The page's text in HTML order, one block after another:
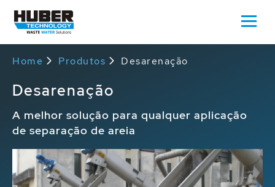
Home Produtos Desarenação
Desarenação
A melhor solução para qualquer aplicação
de separação de areia